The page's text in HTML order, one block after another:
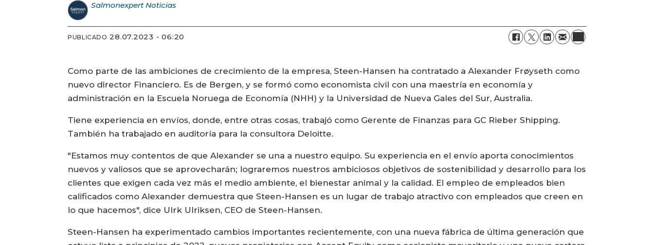
Salmonexpert Noticias
PUBLICADO 28.07.2023 - 06:20
Como parte de las ambiciones de crecimiento de la empresa, Steen-Hansen ha contratado a Alexander Frøyseth como
nuevo director Financiero. Es de Bergen, y se formó como economista civil con una maestría en economía y
administración en la Escuela Noruega de Economía (NHH) y la Universidad de Nueva Gales del Sur, Australia.
Tiene experiencia en envíos, donde, entre otras cosas, trabajó como Gerente de Finanzas para GC Rieber Shipping.
También ha trabajado en auditoría para la consultora Deloitte.
"Estamos muy contentos de que Alexander se una a nuestro equipo. Su experiencia en el envío aporta conocimientos
nuevos y valiosos que se aprovecharán; lograremos nuestros ambiciosos objetivos de sostenibilidad y desarrollo para los
clientes que exigen cada vez más el medio ambiente, el bienestar animal y la calidad. El empleo de empleados bien
calificados como Alexander demuestra que Steen-Hansen es un lugar de trabajo atractivo con empleados que creen en
lo que hacemos", dice Ulrk Ulriksen, CEO de Steen-Hansen.
Steen-Hansen ha experimentado cambios importantes recientemente, con una nueva fábrica de última generación que